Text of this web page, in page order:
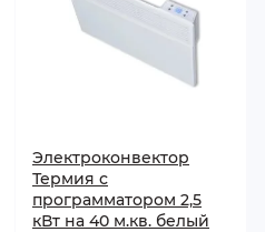
Электроконвектор
Термия с
программатором 2,5
кВт на 40 м.кв. белый